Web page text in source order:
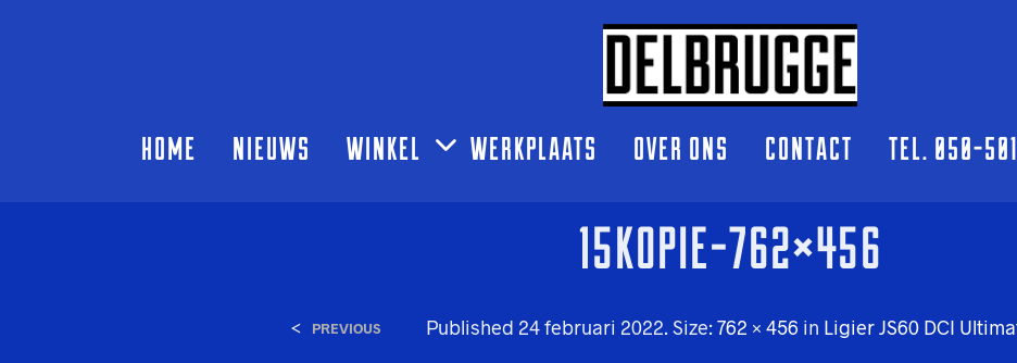
HOME NIEUWS WINKEL WERKPLAATS OVER ONS CONTACT TEL. 050-
15KOPIE-762×456
Published 24 februari 2022. Size:762 × 456 in Ligier JS60 DCI
< PREVIOUS